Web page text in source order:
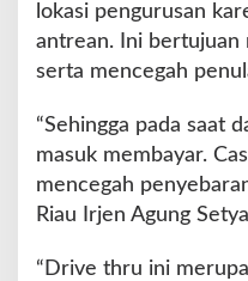
lokasi pengurusan
antrean. Ini bertujuan
serta mencegah
“Sehingga pada saat
masuk membayar.
mencegah
Riau Irjen Agung
“Drive thru ini